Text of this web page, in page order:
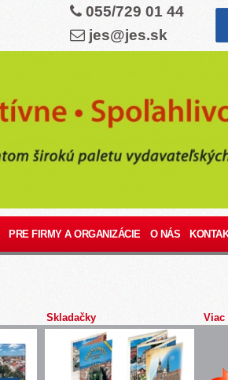
055/729 01 44
jes@jes.sk
PRE FIRMY A ORGANIZÁCIE O NÁS
Skladačky Viac